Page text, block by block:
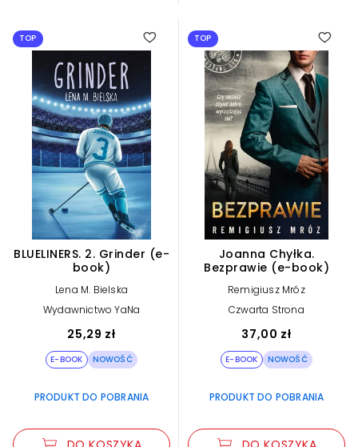
TOP
BLUELINERS. 2. Grinder (e-
book)
Lena M. Bielska
Wydawnictwo YaNa
25,29 zł
E-BOOK NOWOŚĆ
PRODUKT DO POBRANIA
TOP
Joanna Chyłka.
Bezprawie (e-book)
Remigiusz Mróz
Czwarta Strona
37,00 zł
E-BOOK NOWOŚĆ
PRODUKT DO POBRANIA